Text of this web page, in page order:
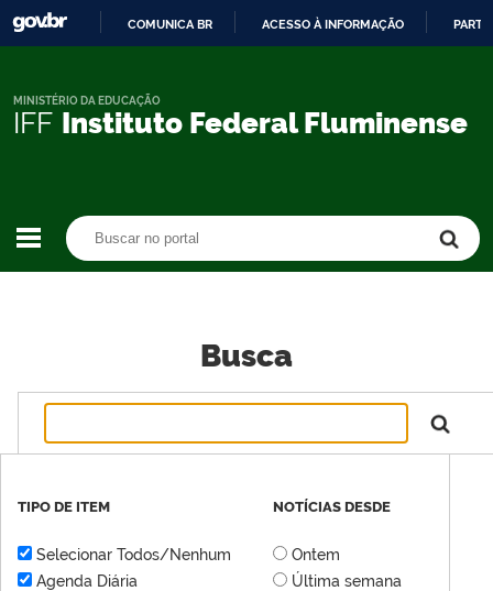
CONTEÚDO
COMUNICA BR ACESSO À INFORMAÇÃO
IFF Instituto Federal Fluminense
MINISTÉRIO DA EDUCAÇÃO
Busca
TIPO DE ITEM
Selecionar Todos/Nenhum
Agenda Diária
NOTÍCIAS DESDE
Ontem
Última semana